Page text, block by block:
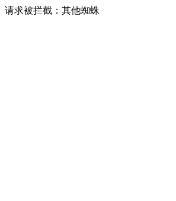
请求被拦截：其他蜘蛛